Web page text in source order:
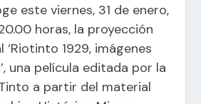
este viernes, 31 de enero,
horas, la proyección
1929, imágenes
una película editada por la
a partir del material